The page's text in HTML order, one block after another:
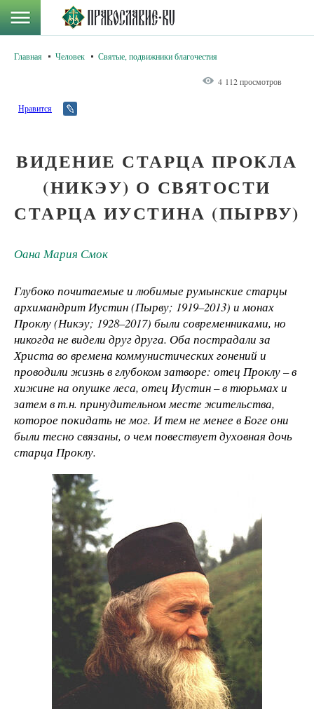
Главная Человек Святые, подвижники благочестия
4 112 просмотров
Нравится
ВИДЕНИЕ СТАРЦА ПРОКЛА
(НИКЭУ) О СВЯТОСТИ
СТАРЦА ИУСТИНА (ПЫРВУ)
Оана Мария Смок
Глубоко почитаемые и любимые румынские старцы
архимандрит Иустин (Пырву; 1919–2013) и монах
Проклу (Никэу; 1928–2017) были современниками, но
никогда не видели друг друга. Оба пострадали за
Христа во времена коммунистических гонений и
проводили жизнь в глубоком затворе: отец Проклу– в
хижине на опушке леса, отец Иустин– в тюрьмах и
затем в т.н. принудительном месте жительства,
которое покидать не мог. И тем не менее в Боге они
были тесно связаны, о чем повествует духовная дочь
старца Проклу.